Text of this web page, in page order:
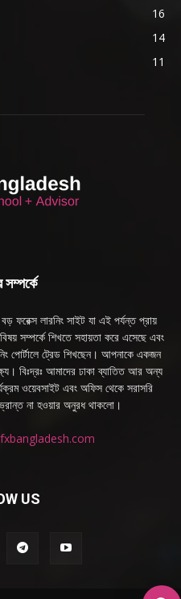
16
14
11
লারনিং সাইট যা এই পর্যন্ত প্রায়
সম্পর্কে শিখতে সহায়তা করে এসেছে এবং
পোর্টালে ট্রেড শিখছেন। আপনাকে একজন
বিঃদ্রঃ আমাদের ঢাকা ব্যাতিত আর অন্য
ওয়েবসাইট এবং অফিস থেকে সরাসরি
না হওয়ার অনুরধ থাকলো।
US